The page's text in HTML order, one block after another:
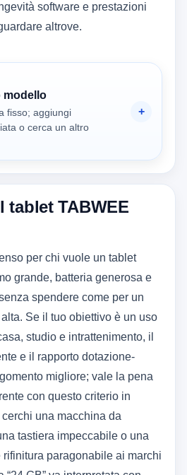
software e prestazioni
altrove.
modello
fisso; aggiungi
o cerca un altro
tablet TABWEE
per chi vuole un tablet
grande, batteria generosa e
spendere come per un
Se il tuo obiettivo è un uso
studio e intrattenimento, il
e il rapporto dotazione-
migliore; vale la pena
con questo criterio in
una macchina da
tastiera impeccabile o una
rifinitura paragonabile ai marchi